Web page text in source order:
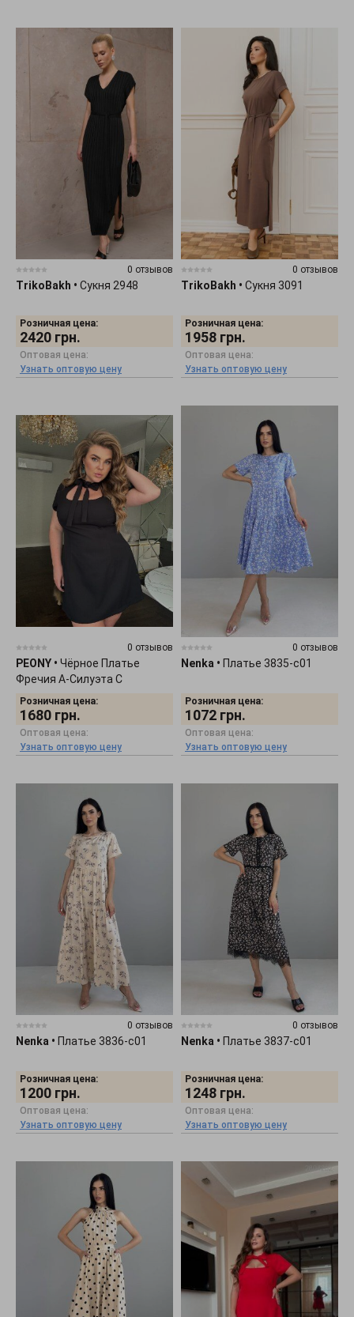
0 отзывов
TrikoBakh • Сукня 2948
Розничная цена:
2420 грн.
Оптовая цена:
Узнать оптовую цену
0 отзывов
TrikoBakh • Сукня 3091
Розничная цена:
1958 грн.
Оптовая цена:
Узнать оптовую цену
0 отзывов
PEONY • Чёрное Платье
Фречия А-Силуэта С
Коротким Рукавом 2804261
Розничная цена:
1680 грн.
Оптовая цена:
Узнать оптовую цену
0 отзывов
Nenka • Платье 3835-c01
Розничная цена:
1072 грн.
Оптовая цена:
Узнать оптовую цену
0 отзывов
Nenka • Платье 3836-c01
Розничная цена:
1200 грн.
Оптовая цена:
Узнать оптовую цену
0 отзывов
Nenka • Платье 3837-c01
Розничная цена:
1248 грн.
Оптовая цена:
Узнать оптовую цену